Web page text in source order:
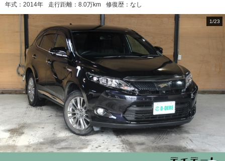
年式： 2014年 走行距離： 8.0万km 修復歴： なし
1/23